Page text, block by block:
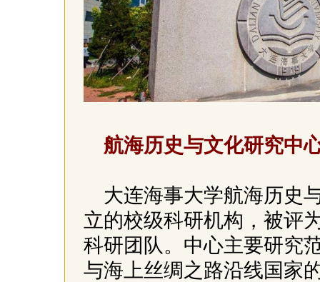
航海历史与文化研究中
大连海事大学航海历史
立的校级科研机构，被评
科研团队。中心主要研究
与海上丝绸之路沿线国家